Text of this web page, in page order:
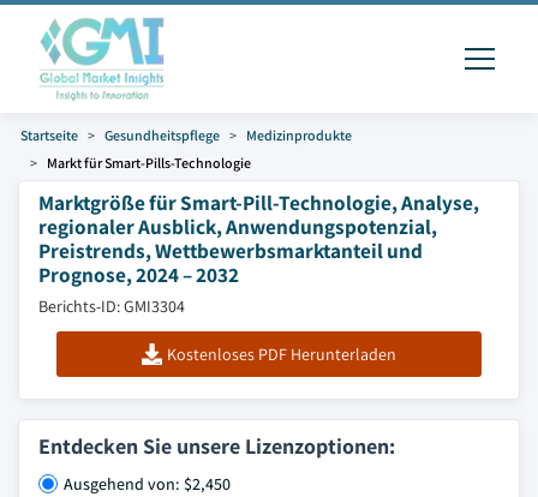
Startseite Gesundheitspflege
Medizinprodukte
Markt für Smart-Pills-Technologie
Marktgröße für Smart-Pill-Technologie, Analyse,
regionaler Ausblick, Anwendungspotenzial,
Preistrends, Wettbewerbsmarktanteil und
Prognose, 2024 – 2032
Berichts-ID: GMI3304
Kostenloses PDF Herunterladen
Entdecken Sie unsere Lizenzoptionen:
Ausgehend von: $2,450